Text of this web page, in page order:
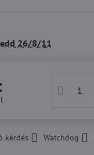
26/8/11
kérdés Watchdog